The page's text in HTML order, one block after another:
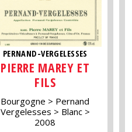
PERNAND-VERGELESSES
PIERRE MAREY ET
FILS
Bourgogne
Pernand
Vergelesses
Blanc
2008